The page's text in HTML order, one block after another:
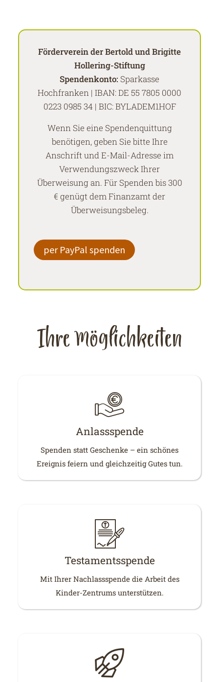
Förderverein der Bertold und Brigitte
Hollering-Stiftung
Spendenkonto: Sparkasse
Hochfranken | IBAN: DE 55 7805 0000
0223 0985 34 | BIC: BYLADEM1HOF
Wenn Sie eine Spendenquittung
benötigen, geben Sie bitte Ihre
Anschrift und E-Mail-Adresse im
Verwendungszweck Ihrer
Überweisung an. Für Spenden bis 300
€ genügt dem Finanzamt der
Überweisungsbeleg.
per PayPal spenden
Ihre Möglichkeiten
Anlassspende
Spenden statt Geschenke – ein schönes
Ereignis feiern und gleichzeitig Gutes tun.
Testamentsspende
Mit Ihrer Nachlassspende die Arbeit des
Kinder-Zentrums unterstützen.